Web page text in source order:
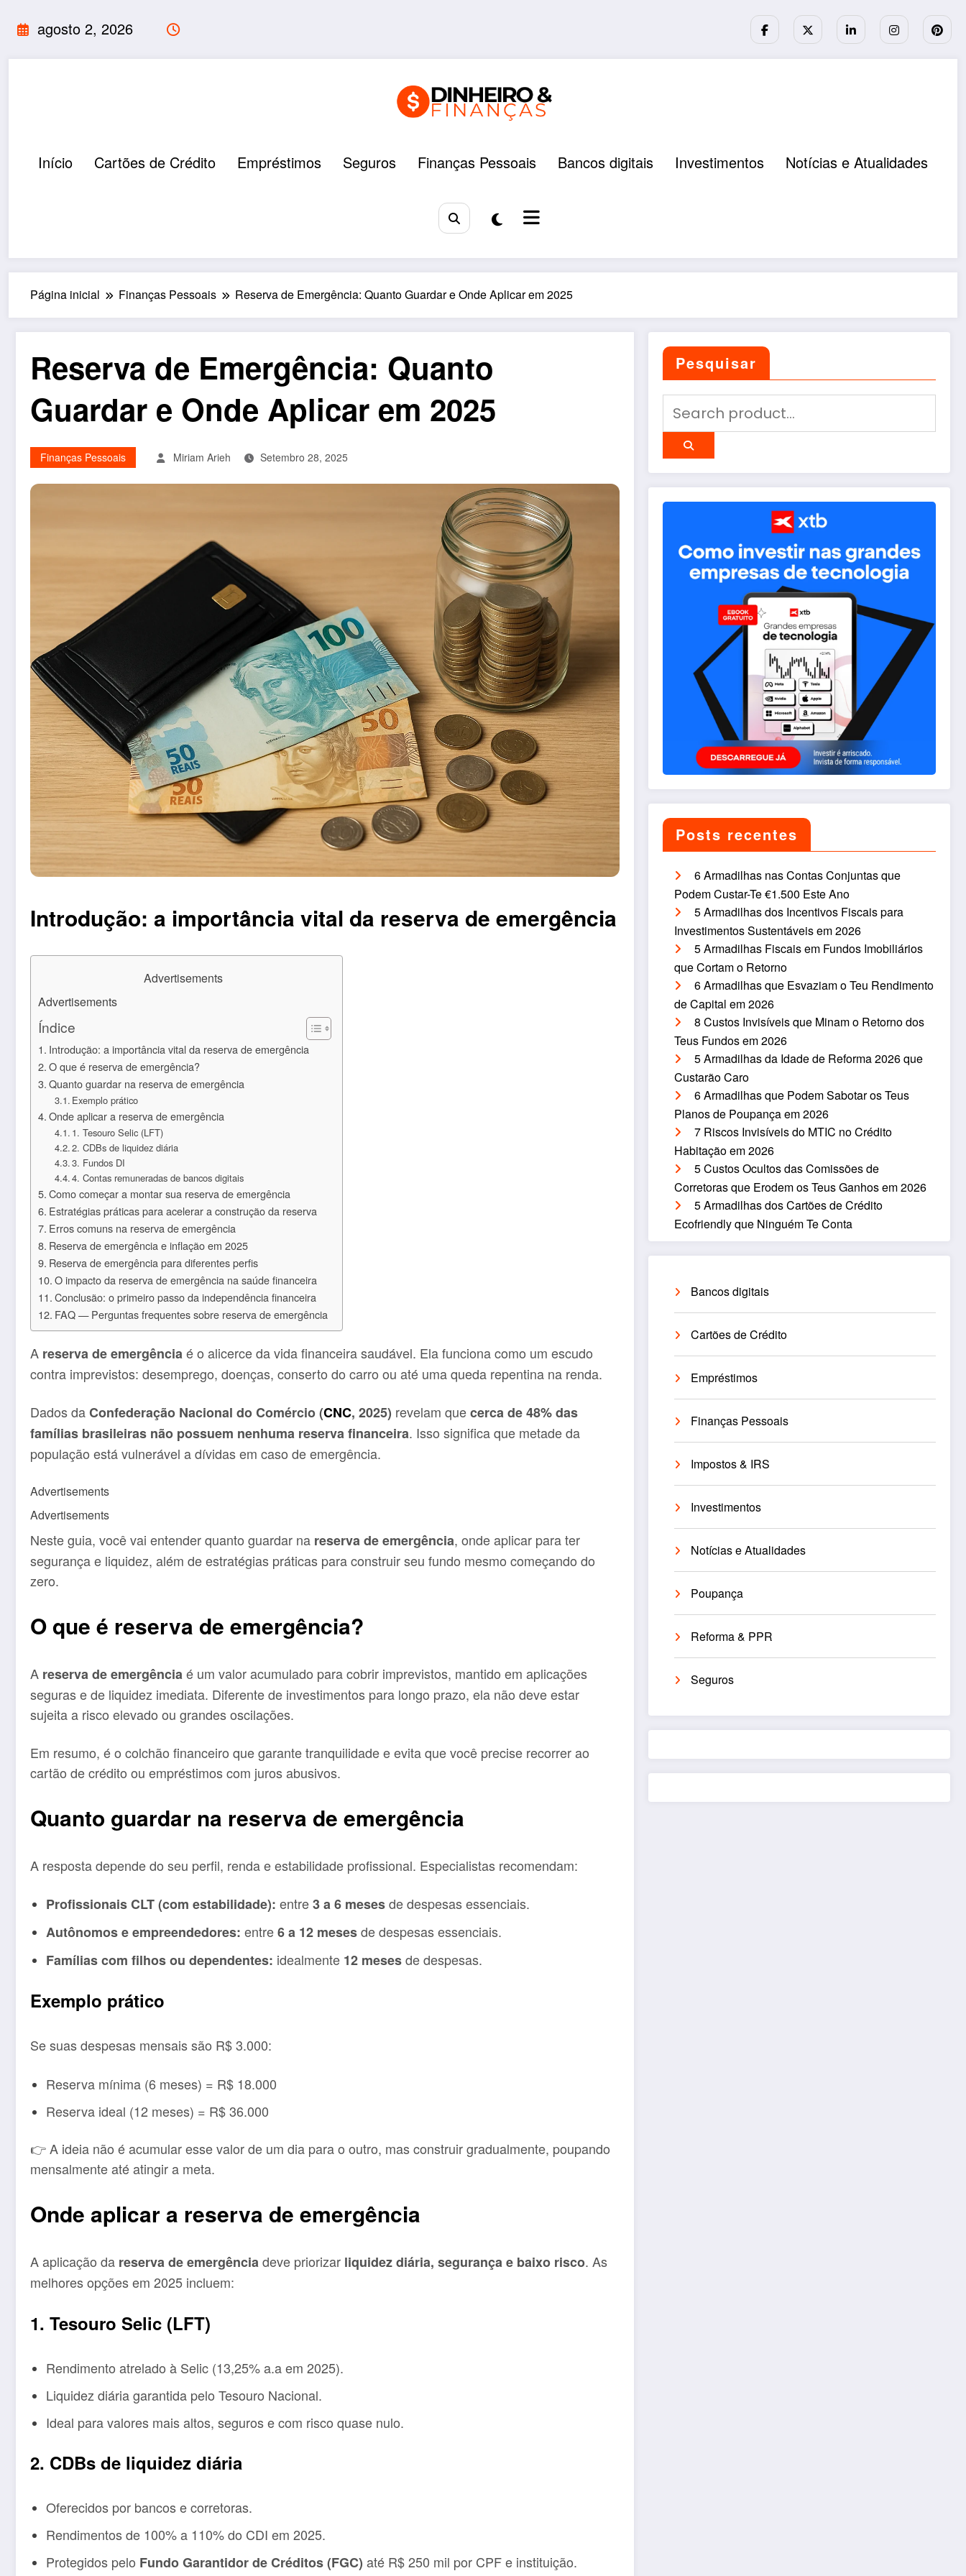
para
conteúdo
agosto 2, 2026
Início Cartões de Crédito Empréstimos Seguros Finanças Pessoais Bancos digitais Investimentos Notícias e Atualidades
Página inicial Finanças Pessoais Reserva de Emergência: Quanto Guardar e Onde Aplicar em 2025
Reserva de Emergência: Quanto
Guardar e Onde Aplicar em 2025
Finanças Pessoais Miriam Arieh Setembro 28, 2025
Introdução: a importância vital da reserva de emergência
Advertisements
Advertisements
Índice
Introdução: a importância vital da reserva de emergência
O que é reserva de emergência?
Quanto guardar na reserva de emergência
Exemplo prático
Onde aplicar a reserva de emergência
1. Tesouro Selic (LFT)
2. CDBs de liquidez diária
3. Fundos DI
4. Contas remuneradas de bancos digitais
Como começar a montar sua reserva de emergência
Estratégias práticas para acelerar a construção da reserva
Erros comuns na reserva de emergência
Reserva de emergência e inflação em 2025
Reserva de emergência para diferentes perfis
O impacto da reserva de emergência na saúde financeira
Conclusão: o primeiro passo da independência financeira
FAQ — Perguntas frequentes sobre reserva de emergência
A reserva de emergênciaé o alicerce da vida financeira saudável. Ela funciona como um escudo
contra imprevistos: desemprego, doenças, conserto do carro ou até uma queda repentina na renda.
Dados daConfederação Nacional do Comércio (CNC, 2025) revelam quecerca de 48% das
famílias brasileiras não possuem nenhuma reserva financeira. Isso significa que metade da
população está vulnerável a dívidas em caso de emergência.
Advertisements
Advertisements
Neste guia, você vai entender quanto guardar na reserva de emergência, onde aplicar para ter
segurança e liquidez, além de estratégias práticas para construir seu fundo mesmo começando do
zero.
O que é reserva de emergência?
A reserva de emergênciaé um valor acumulado para cobrir imprevistos, mantido em aplicações
seguras e de liquidez imediata. Diferente de investimentos para longo prazo, ela não deve estar
sujeita a risco elevado ou grandes oscilações.
Em resumo, é o colchão financeiro que garante tranquilidade e evita que você precise recorrer ao
cartão de crédito ou empréstimos com juros abusivos.
Quanto guardar na reserva de emergência
A resposta depende do seu perfil, renda e estabilidade profissional. Especialistas recomendam:
Profissionais CLT (com estabilidade): entre3 a 6 mesesde despesas essenciais.
Autônomos e empreendedores: entre6 a 12 mesesde despesas essenciais.
Famílias com filhos ou dependentes: idealmente 12 mesesde despesas.
Exemplo prático
Se suas despesas mensais são R$ 3.000:
Reserva mínima (6 meses) = R$ 18.000
Reserva ideal (12 meses) = R$ 36.000
👉 A ideia não é acumular esse valor de um dia para o outro, mas construir gradualmente, poupando
mensalmente até atingir a meta.
Onde aplicar a reserva de emergência
A aplicação da reserva de emergênciadeve priorizar liquidez diária, segurança e baixo risco. As
melhores opções em 2025 incluem:
1. Tesouro Selic (LFT)
Rendimento atrelado à Selic (13,25% a.a em 2025).
Liquidez diária garantida pelo Tesouro Nacional.
Ideal para valores mais altos, seguros e com risco quase nulo.
2. CDBs de liquidez diária
Oferecidos por bancos e corretoras.
Rendimentos de 100% a 110% do CDI em 2025.
Protegidos pelo Fundo Garantidor de Créditos (FGC) até R$ 250 mil por CPF e instituição.
Pesquisar
Posts recentes
6 Armadilhas nas Contas Conjuntas que
Podem Custar-Te €1.500 Este Ano
5 Armadilhas dos Incentivos Fiscais para
Investimentos Sustentáveis em 2026
5 Armadilhas Fiscais em Fundos Imobiliários
que Cortam o Retorno
6 Armadilhas que Esvaziam o Teu Rendimento
de Capital em 2026
8 Custos Invisíveis que Minam o Retorno dos
Teus Fundos em 2026
5 Armadilhas da Idade de Reforma 2026 que
Custarão Caro
6 Armadilhas que Podem Sabotar os Teus
Planos de Poupança em 2026
7 Riscos Invisíveis do MTIC no Crédito
Habitação em 2026
5 Custos Ocultos das Comissões de
Corretoras que Erodem os Teus Ganhos em 2026
5 Armadilhas dos Cartões de Crédito
Ecofriendly que Ninguém Te Conta
Bancos digitais
Cartões de Crédito
Empréstimos
Finanças Pessoais
Impostos & IRS
Investimentos
Notícias e Atualidades
Poupança
Reforma & PPR
Seguros